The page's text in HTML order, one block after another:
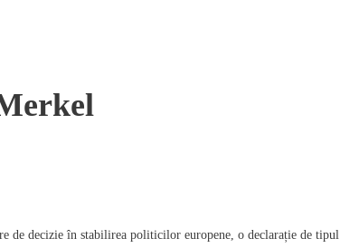
de decizie în stabilirea politicilor europene, o declarație de tipul